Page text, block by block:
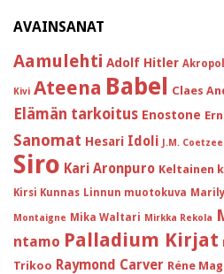
AVAINSANAT
Aamulehti Adolf Hitler
Kivi Ateena Babel Claes
Elämän tarkoitus Enostone
Sanomat Hesari Idoli J.M. Coetzee
Siro Kari Aronpuro Keltainen
Kirsi Kunnas Linnun muotokuva
Montaigne Mika Waltari Mirkka Rekola
ntamo Palladium Kirjat
Trikoo Raymond Carver Réne